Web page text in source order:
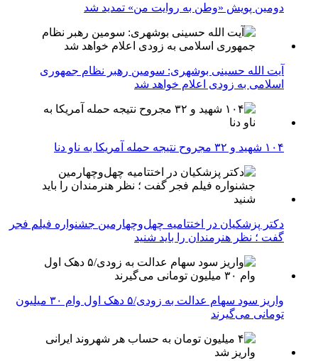
دومین پویش «وطن به روایت من» تمدید شد
آیت الله حسینی بوشهری: سومین رهبر نظام جمهوری
اسلامی به زودی اعلام خواهد شد
۱۰۴ شهید و ۳۲ مجروح نتیجه حمله آمریکا به ناو دنا
دکتر پزشکیان در اختتامیه چهل‌وچهارمین جشنواره فیلم فجر
گفت ؛ نظر هنرمندان را باید شنید
واریز سود سهام عدالت به زودی/۵ دهک اول وام ۳۰ میلیون
تومانی می‌گیرند